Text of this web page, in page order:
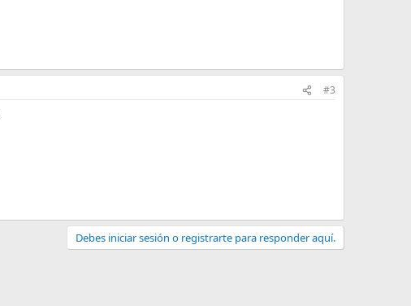
#3
Debes iniciar sesión o registrarte para responder aquí.